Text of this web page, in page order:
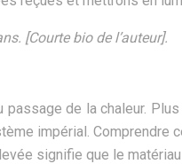
[Courte bio de l’auteur].
de la chaleur.
impérial. Comprendre
signifie que le